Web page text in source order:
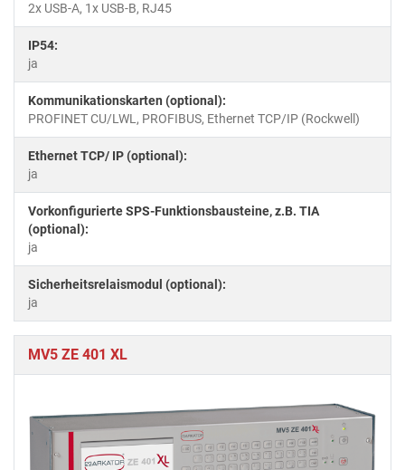
2x USB-A, 1x USB-B, RJ45
IP54:
ja
Kommunikationskarten (optional):
PROFINET CU/LWL, PROFIBUS, Ethernet TCP/IP (Rockwell)
Ethernet TCP/ IP (optional):
ja
Vorkonfigurierte SPS-Funktionsbausteine, z.B. TIA
(optional):
ja
Sicherheitsrelaismodul (optional):
ja
MV5 ZE 401 XL